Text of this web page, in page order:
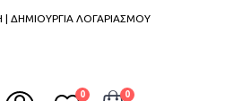
| ΔΗΜΙΟΥΡΓΙΑ ΛΟΓΑΡΙΑΣΜΟΥ
0 0